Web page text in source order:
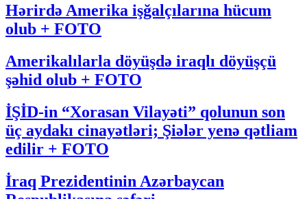
Hərirdə Amerika işğalçılarına hücum
olub + FOTO
Amerikalılarla döyüşdə iraqlı döyüşçü
şəhid olub + FOTO
İŞİD-in “Xorasan Vilayəti” qolunun son
üç aydakı cinayətləri; Şiələr yenə qətliam
edilir + FOTO
İraq Prezidentinin Azərbaycan